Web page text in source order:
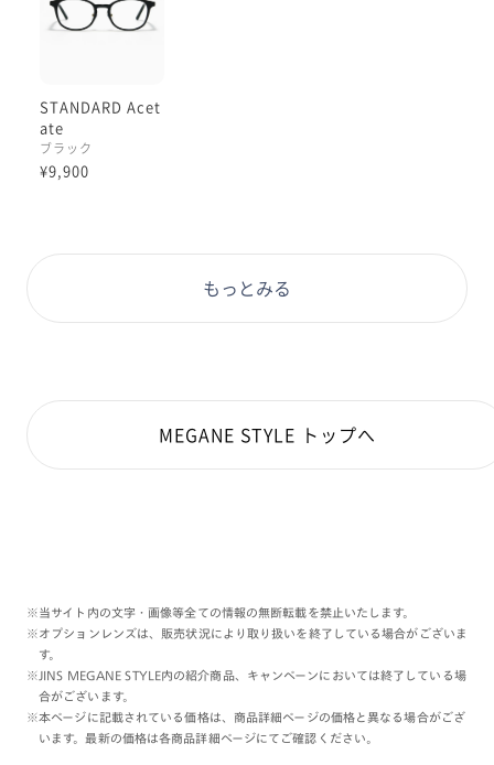
STANDARD Acet
ate
ブラック
¥9,900
もっとみる
MEGANE STYLE トップへ
※当サイト内の文字・画像等全ての情報の無断転載を禁止いたします。
※オプションレンズは、販売状況により取り扱いを終了している場合がございま
す。
※JINS MEGANE STYLE内の紹介商品、キャンペーンにおいては終了している場
合がございます。
※本ページに記載されている価格は、商品詳細ページの価格と異なる場合がござ
います。最新の価格は各商品詳細ページにてご確認ください。